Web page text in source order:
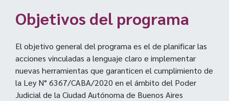
Objetivos del programa
El objetivo general del programa es el de planificar las
acciones vinculadas a lenguaje claro e implementar
nuevas herramientas que garanticen el cumplimiento de
la Ley N° 6367/CABA/2020 en el ámbito del Poder
Judicial de la Ciudad Autónoma de Buenos Aires